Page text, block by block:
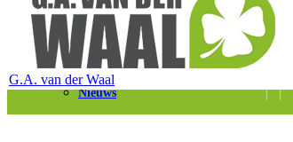
Telefoon 0180 – 421399
Schaapherderweg 6, 2988 CK Ridderkerk
Vacatures
Nieuws
G.A. van der Waal